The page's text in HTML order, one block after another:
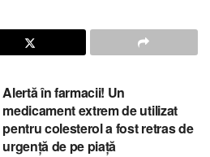
Alertă în farmacii! Un
medicament extrem de utilizat
pentru colesterol a fost retras de
urgență de pe piață